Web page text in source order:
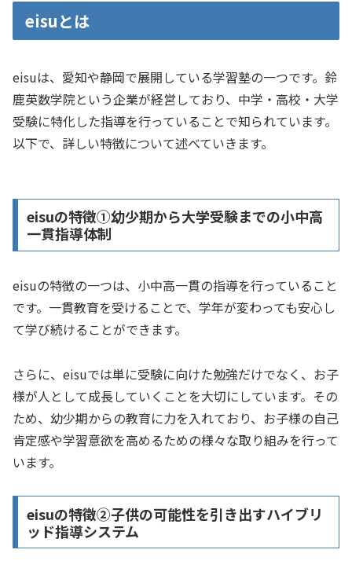
eisuとは
eisuは、愛知や静岡で展開している学習塾の一つです。​鈴
鹿英数学院という企業が経営しており、​中学・​高校・​大学
受験に特化した指導を行っていることで知られています。
以下で、詳しい特徴について述べていきます。
eisuの特徴①幼少期から大学受験までの小中高
一貫指導体制
eisuの特徴の一つは、小中高一貫の指導を行っていること
です。一貫教育を受けることで、学年が変わっても安心し
て学び続けることができます。
さらに、eisuでは単に受験に向けた勉強だけでなく、お子
様が人として成長していくことを大切にしています。その
ため、幼少期からの教育に力を入れており、お子様の自己
肯定感や学習意欲を高めるための様々な取り組みを行って
います。
eisuの特徴②子供の可能性を引き出すハイブリ
ッド指導システム